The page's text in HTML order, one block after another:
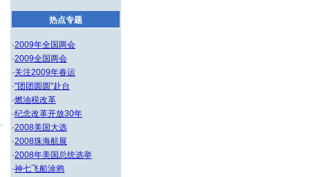
热点专题
·2009年全国两会
·2009全国两会
·关注2009年春运
·"团团圆圆"赴台
·燃油税改革
·纪念改革开放30年
·2008美国大选
·2008珠海航展
·2008年美国总统选举
·神七飞船涂鸦